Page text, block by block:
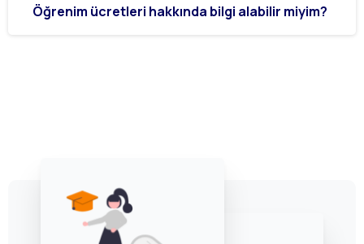
Öğrenim ücretleri hakkında bilgi alabilir miyim?